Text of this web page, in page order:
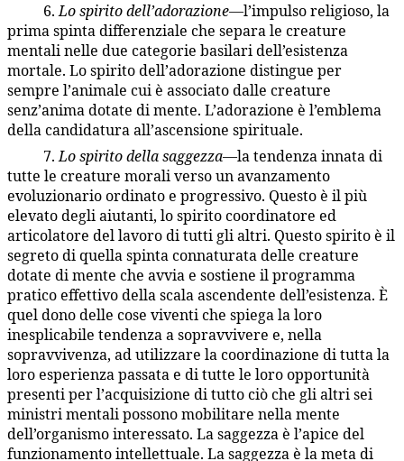
6.Lo spirito dell’adorazione—l’impulso religioso, la
prima spinta differenziale che separa le creature
mentali nelle due categorie basilari dell’esistenza
mortale. Lo spirito dell’adorazione distingue per
sempre l’animale cui è associato dalle creature
senz’anima dotate di mente. L’adorazione è l’emblema
della candidatura all’ascensione spirituale.
7.Lo spirito della saggezza—la tendenza innata di
tutte le creature morali verso un avanzamento
evoluzionario ordinato e progressivo. Questo è il più
elevato degli aiutanti, lo spirito coordinatore ed
articolatore del lavoro di tutti gli altri. Questo spirito è il
segreto di quella spinta connaturata delle creature
dotate di mente che avvia e sostiene il programma
pratico effettivo della scala ascendente dell’esistenza. È
quel dono delle cose viventi che spiega la loro
inesplicabile tendenza a sopravvivere e, nella
sopravvivenza, ad utilizzare la coordinazione di tutta la
loro esperienza passata e di tutte le loro opportunità
presenti per l’acquisizione di tutto ciò che gli altri sei
ministri mentali possono mobilitare nella mente
dell’organismo interessato. La saggezza è l’apice del
funzionamento intellettuale. La saggezza è la meta di